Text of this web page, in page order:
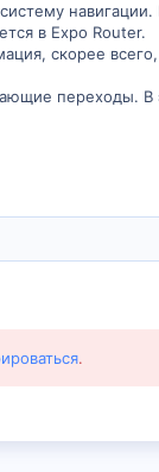
в Expo Router.
скорее
переходы.
.